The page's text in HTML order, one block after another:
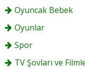
Oyuncak Bebek
Oyunlar
Spor
TV Şovları ve